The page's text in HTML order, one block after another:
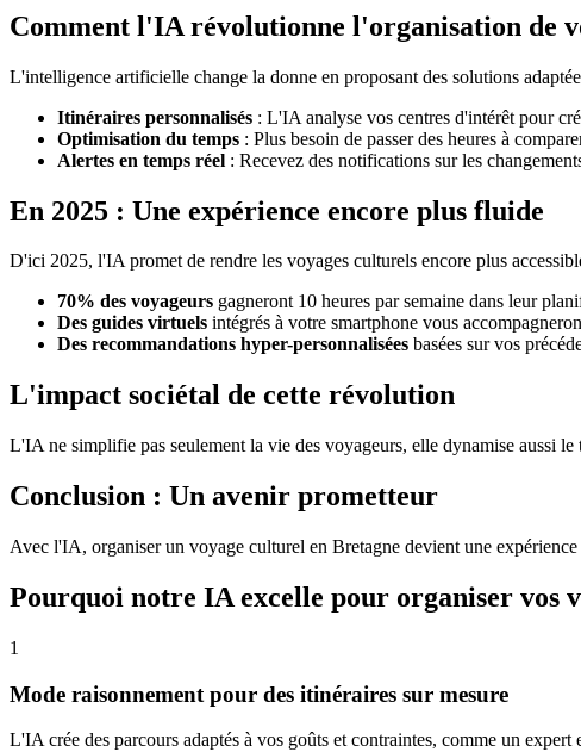
Comment l'IA révolutionne l'organisation de
L'intelligence artificielle change la donne en proposant des solutions
Itinéraires personnalisés : L'IA analyse vos centres d'intérêt pour
Optimisation du temps : Plus besoin de passer des heures à
Alertes en temps réel : Recevez des notifications sur les
En 2025 : Une expérience encore plus fluide
D'ici 2025, l'IA promet de rendre les voyages culturels encore plus
70% des voyageurs gagneront 10 heures par semaine dans leur
Des guides virtuels intégrés à votre smartphone vous
Des recommandations hyper-personnalisées basées sur vos
L'impact sociétal de cette révolution
L'IA ne simplifie pas seulement la vie des voyageurs, elle dynamise aussi
Conclusion : Un avenir prometteur
Avec l'IA, organiser un voyage culturel en Bretagne devient une
Pourquoi notre IA excelle pour organiser vos
1
Mode raisonnement pour des itinéraires sur mesure
L'IA crée des parcours adaptés à vos goûts et contraintes, comme un expert